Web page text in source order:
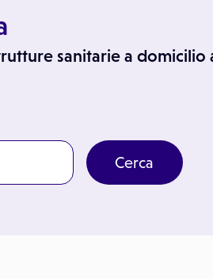
sanitarie a domicilio
Cerca